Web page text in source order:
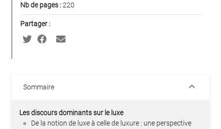
Nb de pages :220
Partager :
Sommaire keyboard_arrow_down
Les discours dominants sur le luxe
De la notion de luxe à celle de luxure : une perspective